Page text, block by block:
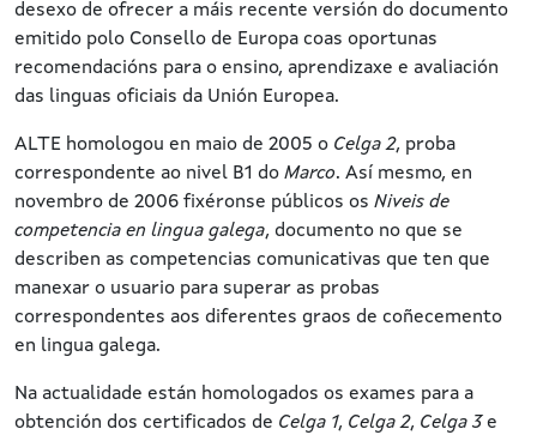
desexo de ofrecer a máis recente versión do documento
emitido polo Consello de Europa coas oportunas
recomendacións para o ensino, aprendizaxe e avaliación
das linguas oficiais da Unión Europea.
ALTE homologou en maio de 2005 o Celga 2, proba
correspondente ao nivel B1 do Marco. Así mesmo, en
novembro de 2006 fixéronse públicos os Niveis de
competencia en lingua galega, documento no que se
describen as competencias comunicativas que ten que
manexar o usuario para superar as probas
correspondentes aos diferentes graos de coñecemento
en lingua galega.
Na actualidade están homologados os exames para a
obtención dos certificados de Celga 1, Celga 2, Celga 3 e